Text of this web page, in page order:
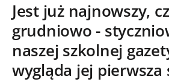
Jest już najnowszy,
grudniowo -
naszej szkolnej
wygląda jej pierwsza